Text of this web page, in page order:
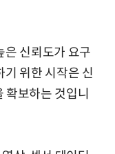
은 신뢰도가 요구
기 위한 시작은 신
확보하는 것입니